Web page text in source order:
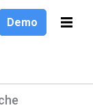
Demo
und